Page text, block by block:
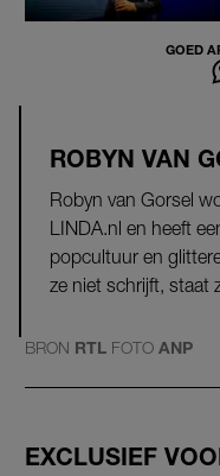
GOED
ROBYN VAN
Robyn van Gorsel
LINDA.nl en heeft
popcultuur en
ze niet schrijft, staat
BRON RTL FOTO ANP
EXCLUSIEF